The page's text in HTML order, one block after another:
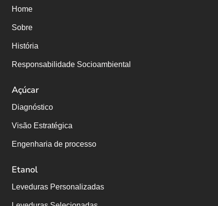
Home
Sobre
História
Responsabilidade Socioambiental
Açúcar
Diagnóstico
Visão Estratégica
Engenharia de processo
Etanol
Leveduras Personalizadas